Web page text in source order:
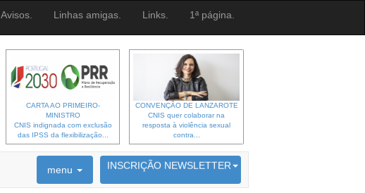
Avisos. Linhas amigas. Links. 1ª página.
CARTA AO PRIMEIRO-
MINISTRO
CNIS indignada com exclusão
das IPSS da flexibilização...
CONVENÇÃO DE LANZAROTE
CNIS quer colaborar na
resposta à violência sexual
contra...
menu INSCRIÇÃO NEWSLETTER
6692 membros inscritos